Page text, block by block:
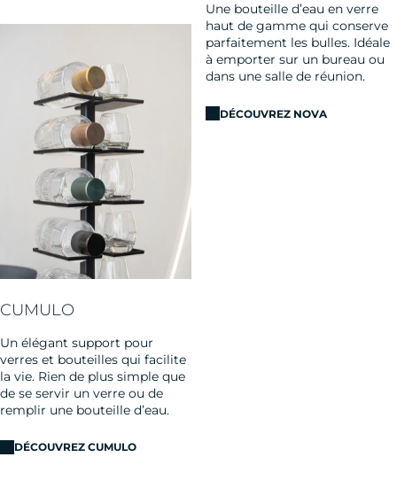
Une bouteille d’eau en verre
haut de gamme qui conserve
parfaitement les bulles. Idéale
à emporter sur un bureau ou
dans une salle de réunion.
DÉCOUVREZ NOVA
CUMULO
Un élégant support pour
verres et bouteilles qui facilite
la vie. Rien de plus simple que
de se servir un verre ou de
remplir une bouteille d’eau.
DÉCOUVREZ CUMULO